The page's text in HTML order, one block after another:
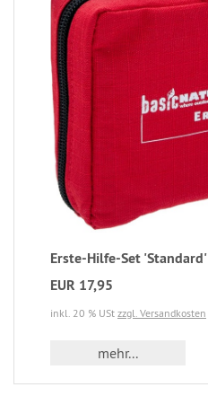
Erste-Hilfe-Set 'Standard'
EUR 17,95
inkl. 20 % USt zzgl. Versandkosten
mehr...